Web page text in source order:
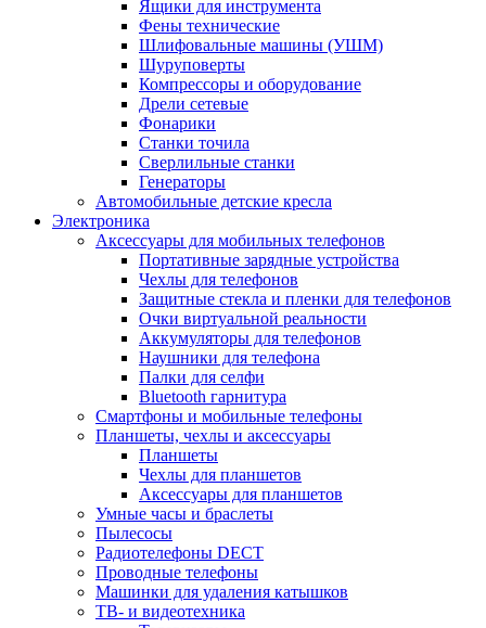
Ящики для инструмента
Фены технические
Шлифовальные машины (УШМ)
Шуруповерты
Компрессоры и оборудование
Дрели сетевые
Фонарики
Станки точила
Сверлильные станки
Генераторы
Автомобильные детские кресла
Электроника
Аксессуары для мобильных телефонов
Портативные зарядные устройства
Чехлы для телефонов
Защитные стекла и пленки для телефонов
Очки виртуальной реальности
Аккумуляторы для телефонов
Наушники для телефона
Палки для селфи
Bluetooth гарнитура
Смартфоны и мобильные телефоны
Планшеты, чехлы и аксессуары
Планшеты
Чехлы для планшетов
Аксессуары для планшетов
Умные часы и браслеты
Пылесосы
Радиотелефоны DECT
Проводные телефоны
Машинки для удаления катышков
ТВ- и видеотехника